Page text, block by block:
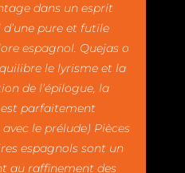
dans un esprit
pure et futile
espagnol. Quejas o
le lyrisme et la
de l’épilogue, la
parfaitement
le prélude) Pièces
espagnols sont un
au raffinement des